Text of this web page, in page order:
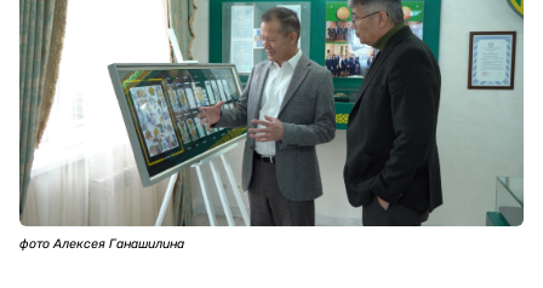
фото Алексея Ганашилина